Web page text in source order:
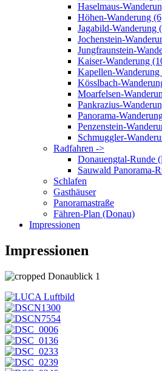
Haselmaus-
Höhen-Wanderung
Jagabild-Wanderung
Jochenstein-
Jungfraunstein-
Kaiser-Wanderung
Kapellen-Wanderung
Kösslbach-
Moarfelsen-
Pankrazius-
Panorama-
Penzenstein-
Schmuggler-
Radfahren ->
Donauengtal-Runde
Sauwald Panorama-
Schlafen
Gasthäuser
Panoramastraße
Fähren-Plan (Donau)
Impressionen
Impressionen